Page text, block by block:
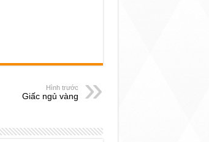
Hình trước
Giấc ngủ vàng